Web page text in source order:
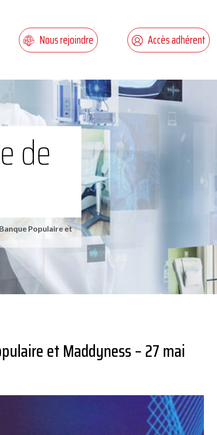
Nous rejoindre Accès adhérent
de
Populaire et
et Maddyness – 27 mai